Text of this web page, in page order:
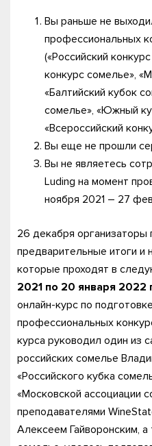
Вы раньше не
профессиональных
(«Российский
конкурс сомелье»,
«Балтийский кубок
сомелье», «Южный
«Всероссийский
Вы еще не прошли
Вы не являетесь
Luding на момент
ноября 2021 – 27
26 декабря организаторы
предварительные итоги и
которые проходят в
2021 по 20 января 2022
онлайн-курс по
профессиональных
курса руководил один из
российских сомелье
«Российского кубка
«Московской ассоциации
преподавателями
Алексеем Гайворонским,